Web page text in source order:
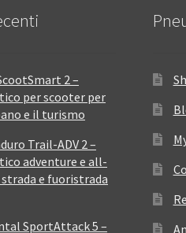
2 –
per scooter per
e il turismo
Trail-ADV 2 –
adventure e all-
e fuoristrada
SportAttack 5 –